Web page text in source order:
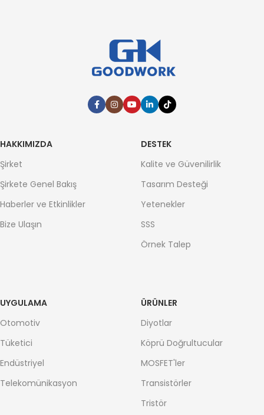
HAKKIMIZDA
Şirket
Şirkete Genel Bakış
Haberler ve Etkinlikler
Bize Ulaşın
DESTEK
Kalite ve Güvenilirlik
Tasarım Desteği
Yetenekler
SSS
Örnek Talep
UYGULAMA
Otomotiv
Tüketici
Endüstriyel
Telekomünikasyon
ÜRÜNLER
Diyotlar
Köprü Doğrultucular
MOSFET'ler
Transistörler
Tristör